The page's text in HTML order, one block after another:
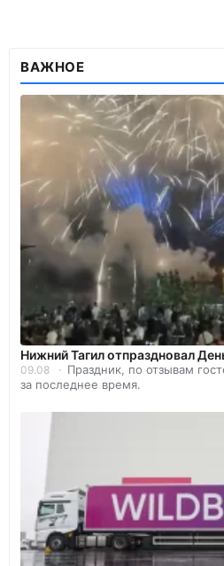
ВАЖНОЕ
Нижний Тагил отпраздновал
09.08
Праздник, по отзывам
за последнее время.